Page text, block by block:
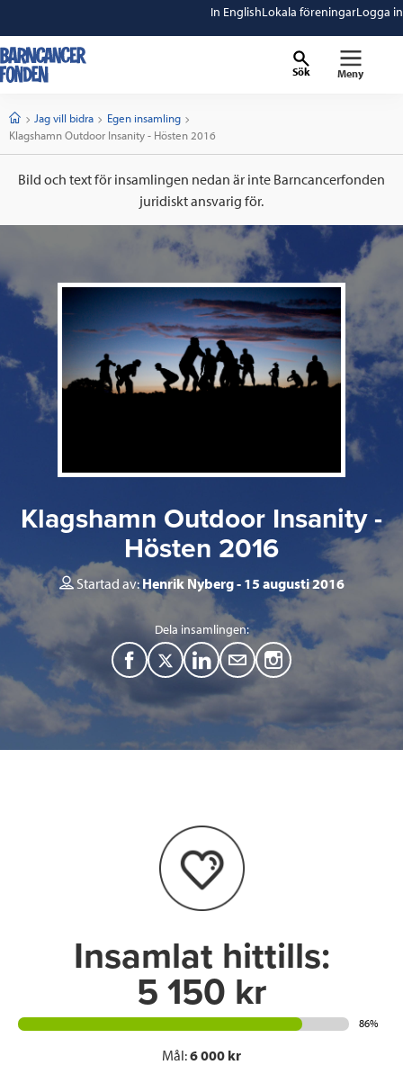
In EnglishLokala föreningarLogga in
Sök Meny
StartJag vill bidra
Egen insamling
Current:
Klagshamn Outdoor Insanity - Hösten 2016
Bild och text för insamlingen nedan är inte Barncancerfonden
juridiskt ansvarig för.
Klagshamn Outdoor Insanity -
Hösten 2016
Startad av:Henrik Nyberg 15 augusti 2016
Dela insamlingen:
F
a
T
w
e
L
i
I
n
M
Insamlat hittills:
5 150 kr
86%
Mål:6 000 kr